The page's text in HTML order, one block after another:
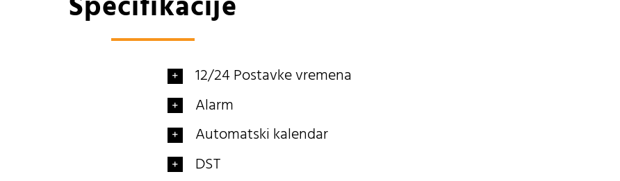
12/24 Postavke vremena
Alarm
Automatski kalendar
DST